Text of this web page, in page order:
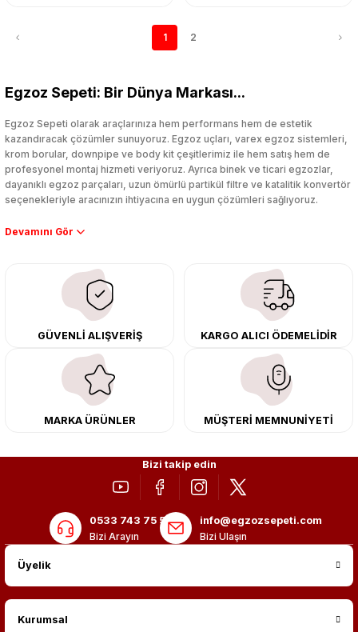
1 2
Egzoz Sepeti: Bir Dünya Markası...
Egzoz Sepeti olarak araçlarınıza hem performans hem de estetik
kazandıracak çözümler sunuyoruz. Egzoz uçları, varex egzoz sistemleri,
krom borular, downpipe ve body kit çeşitlerimiz ile hem satış hem de
profesyonel montaj hizmeti veriyoruz. Ayrıca binek ve ticari egzozlar,
dayanıklı egzoz parçaları, uzun ömürlü partikül filtre ve katalitik konvertör
seçenekleriyle aracınızın ihtiyacına en uygun çözümleri sağlıyoruz.
Performans artışı isteyen sürücüler için özel performans egzozları ve
çıkma orijinal ürünler ile yenileyebilir, body kit uygulamalarıyla aracınızın
tasarımını ve aerodinamisini üst seviyeye taşıyabilirsiniz.
Tüm ürünlerimiz orijinal, dayanıklı ve uzun ömürlüdür. İstanbul’daki montaj
merkezimizde profesyonel montaj yapıyor, Türkiye’nin her yerine güvenli
kargo ile teslimat gerçekleştiriyoruz. Aracınıza değer katmak için doğru
adres: Egzoz Sepeti.
GÜVENLİ ALIŞVERİŞ KARGO ALICI ÖDEMELİDİR
MARKA ÜRÜNLER MÜŞTERİ MEMNUNİYETİ
Bizi takip edin
0533 743 75 56
Bizi Arayın
info@egzozsepeti.com
Bizi Ulaşın
Üyelik
Kurumsal